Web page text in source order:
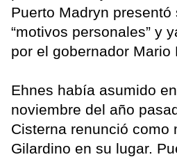
Puerto Madryn
“motivos personales” y
por el gobernador Mario
Ehnes había asumido
noviembre del año
Cisterna renunció como
Gilardino en su lugar.